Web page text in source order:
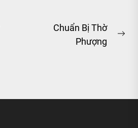
Chuẩn Bị Thờ
Phượng